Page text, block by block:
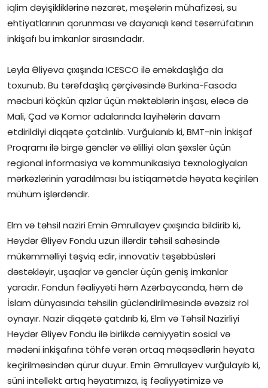
iqlim dəyişikliklərinə nəzarət, meşələrin mühafizəsi, su
ehtiyatlarının qorunması və dayanıqlı kənd təsərrüfatının
inkişafı bu imkanlar sırasındadır.
Leyla Əliyeva çıxışında ICESCO ilə əməkdaşlığa da
toxunub. Bu tərəfdaşlıq çərçivəsində Burkina-Fasoda
məcburi köçkün qızlar üçün məktəblərin inşası, eləcə də
Mali, Çad və Komor adalarında layihələrin davam
etdirildiyi diqqətə çatdırılıb. Vurğulanıb ki, BMT-nin İnkişaf
Proqramı ilə birgə gənclər və əlilliyi olan şəxslər üçün
regional informasiya və kommunikasiya texnologiyaları
mərkəzlərinin yaradılması bu istiqamətdə həyata keçirilən
mühüm işlərdəndir.
Elm və təhsil naziri Emin Əmrullayev çıxışında bildirib ki,
Heydər Əliyev Fondu uzun illərdir təhsil sahəsində
mükəmməlliyi təşviq edir, innovativ təşəbbüsləri
dəstəkləyir, uşaqlar və gənclər üçün geniş imkanlar
yaradır. Fondun fəaliyyəti həm Azərbaycanda, həm də
İslam dünyasında təhsilin gücləndirilməsində əvəzsiz rol
oynayır. Nazir diqqətə çatdırıb ki, Elm və Təhsil Nazirliyi
Heydər Əliyev Fondu ilə birlikdə cəmiyyətin sosial və
mədəni inkişafına töhfə verən ortaq məqsədlərin həyata
keçirilməsindən qürur duyur. Emin Əmrullayev vurğulayıb ki,
süni intellekt artıq həyatımıza, iş fəaliyyətimizə və